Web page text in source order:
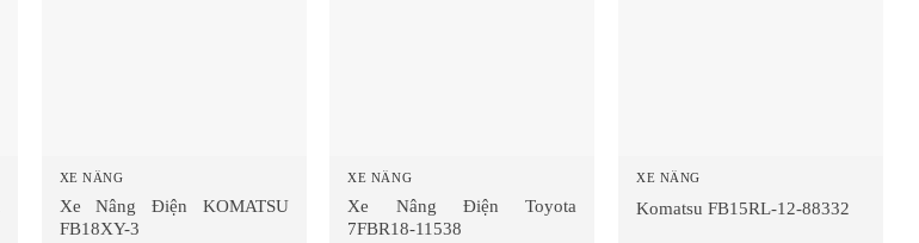
XE NÂNG
Xe Nâng Điện KOMATSU
FB18XY-3
XE NÂNG
Xe Nâng Điện Toyota
7FBR18-11538
XE NÂNG
Komatsu FB15RL-12-88332